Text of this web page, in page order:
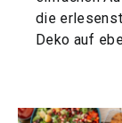
die
Deko auf